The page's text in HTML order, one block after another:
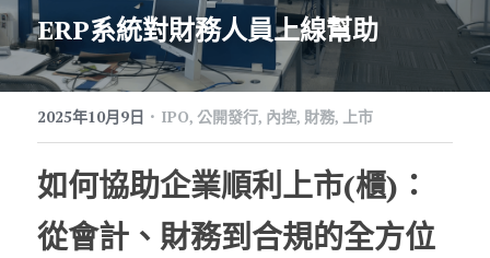
客戶服務
正航願景
關於正航
工作機會
股東專區
搜索
ERP系統對財務人員上線幫助
2025年10月9日 · IPO, 公開發行, 內控, 財務, 上市
如何協助企業順利上市(櫃)：
從會計、財務到合規的全方位